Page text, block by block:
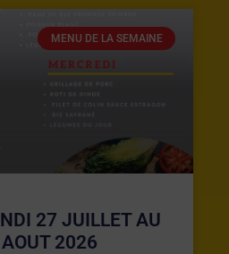
MENU DE LA SEMAINE
27 JUILLET AU
2026